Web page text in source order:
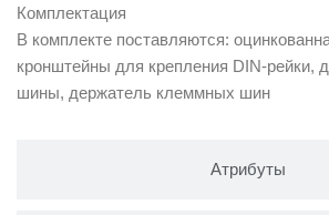
Атрибуты
Комплектация
В комплекте поставляются:
кронштейны для крепления DIN-рейки,
шины, держатель клеммных шин